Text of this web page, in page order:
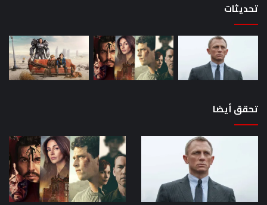
بوند
مباشرة
بعد
تحديثات
تحقق أيضا